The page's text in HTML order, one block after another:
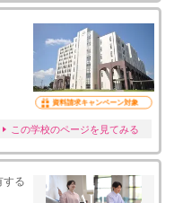
資料請求キャンペーン対象
この学校のページを見てみる
する